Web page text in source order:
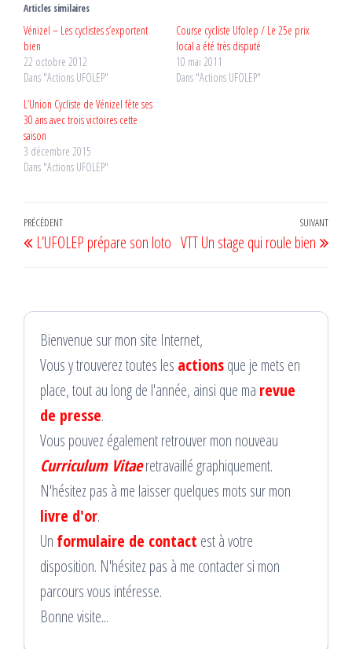
Articles similaires
Vénizel – Les cyclistes s’exportent
bien
22 octobre 2012
Dans "Actions UFOLEP"
Course cycliste Ufolep / Le 25e prix
local a été très disputé
10 mai 2011
Dans "Actions UFOLEP"
L’Union Cycliste de Vénizel fête ses
30 ans avec trois victoires cette
saison
3 décembre 2015
Dans "Actions UFOLEP"
Navigation
de
Article
précédent
PRÉCÉDENT
L’UFOLEP prépare son loto
SUIVANT
VTT Un stage qui roule bien
Bienvenue sur mon site Internet,
Vous y trouverez toutes les actionsque je mets en
place, tout au long de l'année, ainsi que ma revue
de presse.
Vous pouvez également retrouver mon nouveau
Curriculum Vitaeretravaillé graphiquement.
N'hésitez pas à me laisser quelques mots sur mon
livre d'or.
Un formulaire de contact est à votre
disposition. N'hésitez pas à me contacter si mon
parcours vous intéresse.
Bonne visite...